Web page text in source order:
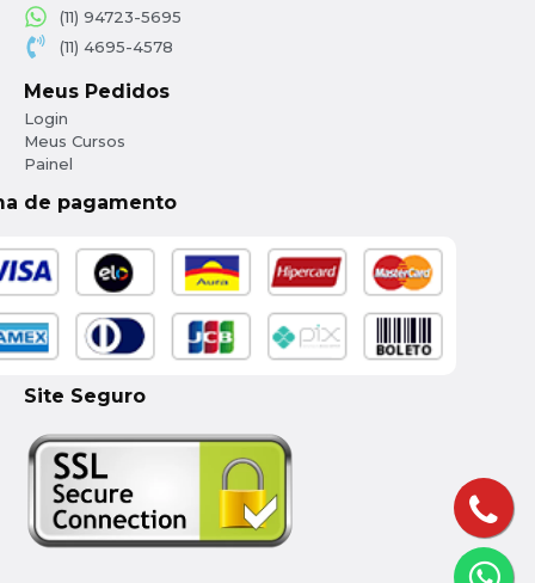
(11) 94723-5695
(11) 4695-4578
Meus Pedidos
Login
Meus Cursos
Painel
de pagamento
Site Seguro